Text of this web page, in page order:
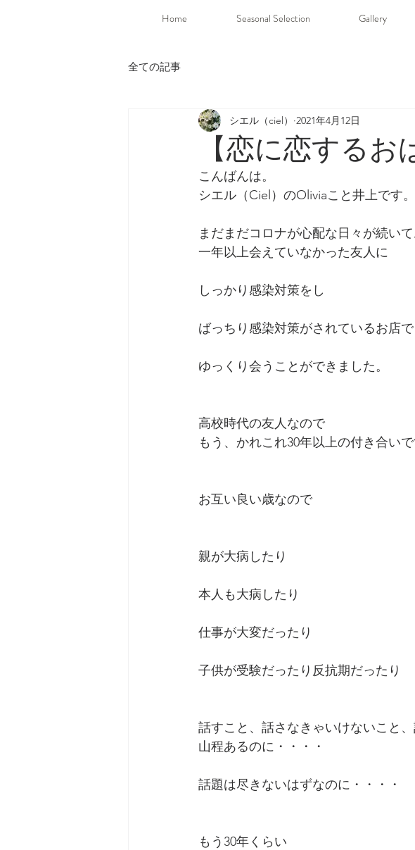
Home Seasonal Selection Gallery
全ての記事
【恋に恋するお
シエル（ciel） 2021年4月12日
こんばんは。
シエル（Ciel）のOliviaこと井上です。
まだまだコロナが心配な日々が続い
一年以上会えていなかった友人に
しっかり感染対策をし
ばっちり感染対策がされているお店で
ゆっくり会うことができました。
高校時代の友人なので
もう、かれこれ30年以上の付き合いで
お互い良い歳なので
親が大病したり
本人も大病したり
仕事が大変だったり
子供が受験だったり反抗期だったり
話すこと、話さなきゃいけないこと
山程あるのに・・・・
話題は尽きないはずなのに・・・・
もう30年くらい